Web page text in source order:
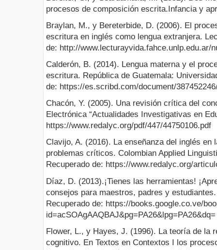
procesos de composición escrita.Infancia y
Braylan, M., y Bereterbide, D. (2006). El
escritura en inglés como lengua extranjera.
de: http://www.lecturayvida.fahce.unlp.edu.ar/
Calderón, B. (2014). Lengua materna y el
escritura. República de Guatemala:
de: https://es.scribd.com/document/
Chacón, Y. (2005). Una revisión crítica del
Electrónica “Actualidades Investigativas en
https://www.redalyc.org/pdf/447/44750106.pdf
Clavijo, A. (2016). La enseñanza del inglés en
problemas críticos. Colombian Applied
Recuperado de: https://www.redalyc.org/
Díaz, D. (2013).¡Tienes las herramientas!
consejos para maestros, padres y
Recuperado de: https://books.google.co.ve/
id=acSOAgAAQBAJ&pg=PA26&lpg=PA26&dq=
Flower, L., y Hayes, J. (1996). La teoría de la
cognitivo. En Textos en Contextos I los